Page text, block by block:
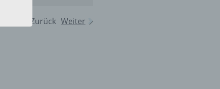
Zurück Weiter